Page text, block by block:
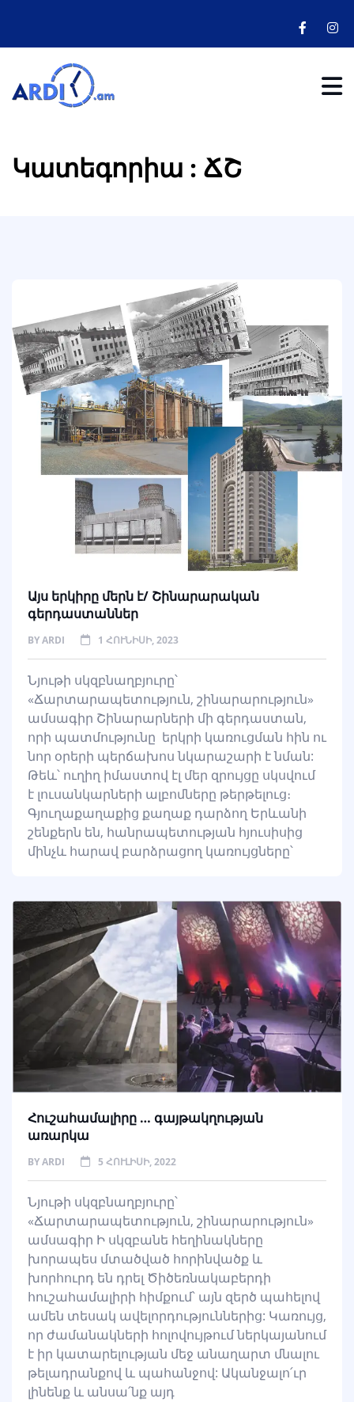
Կատեգորիա : ՃՇ
Այս երկիրը մերն է/ Շինարարական
գերդաստաններ
BYARDI 1 ՀՈՒՆԻՍԻ, 2023
Նյութի սկզբնաղբյուրը՝
«Ճարտարապետություն, շինարարություն»
ամսագիր Շինարարների մի գերդաստան,
որի պատմությունը երկրի կառուցման հին ու
նոր օրերի պերճախոս նկարաշարի է նման:
Թեև՝ ուղիղ իմաստով էլ մեր զրույցը սկսվում
է լուսանկարների ալբոմները թերթելուց։
Գյուղաքաղաքից քաղաք դարձող Երևանի
շենքերն են, հանրապետության հյուսիսից
մինչև հարավ բարձրացող կառույցները՝
Հուշահամալիրը … գայթակղության
առարկա
BYARDI 5 ՀՈՒԼԻՍԻ, 2022
Նյութի սկզբնաղբյուրը՝
«Ճարտարապետություն, շինարարություն»
ամսագիր Ի սկզբանե հեղինակները
խորապես մտածված հորինվածք և
խորհուրդ են դրել Ծիծեռնակաբերդի
հուշահամալիրի հիմքում՝ այն զերծ պահելով
ամեն տեսակ ավելորդություններից: Կառույց,
որ ժամանակների հոլովույթում ներկայանում
է իր կատարելության մեջ անաղարտ մնալու
թելադրանքով և պահանջով: Ականջալո՛ւր
լինենք և անսա՛նք այդ